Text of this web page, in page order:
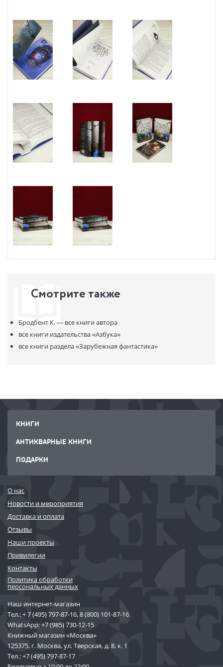
Смотрите также
Бродбент К. — все книги автора
все книги издательства«Азбука»
все книги раздела«Зарубежная фантастика»
КНИГИ
АНТИКВАРНЫЕ КНИГИ
ПОДАРКИ
О нас
Новости и мероприятия
Доставка и оплата
Отзывы
Наши проекты
Привилегии
Контакты
Политика обработки
персональных данных
Наш интернет-магазин
Тел.:+ 7 (495) 797-87-16,8 (800) 101-87-16
WhatsApp:+7 (985) 730-12-15
Книжный магазин «Москва»
125375, г. Москва, ул. Тверская, д. 8, к. 1
Тел.:+7 (495) 797-87-17